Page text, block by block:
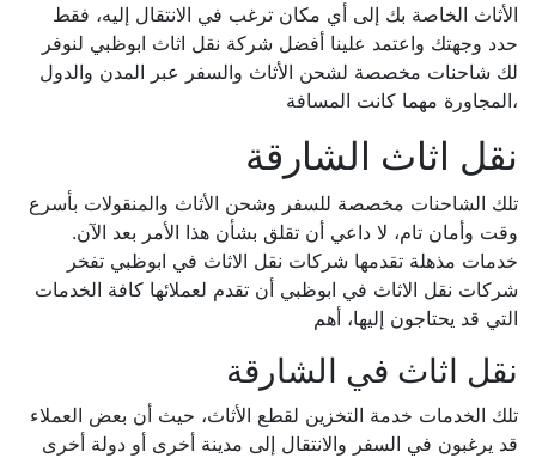
الأثاث الخاصة بك إلى أي مكان ترغب في الانتقال إليه، فقط
حدد وجهتك واعتمد علينا أفضل شركة نقل اثاث ابوظبي لنوفر
لك شاحنات مخصصة لشحن الأثاث والسفر عبر المدن والدول
المجاورة مهما كانت المسافة،
نقل اثاث الشارقة
تلك الشاحنات مخصصة للسفر وشحن الأثاث والمنقولات بأسرع
وقت وأمان تام، لا داعي أن تقلق بشأن هذا الأمر بعد الآن.
خدمات مذهلة تقدمها شركات نقل الاثاث في ابوظبي تفخر
شركات نقل الاثاث في ابوظبي أن تقدم لعملائها كافة الخدمات
التي قد يحتاجون إليها، أهم
نقل اثاث في الشارقة
تلك الخدمات خدمة التخزين لقطع الأثاث، حيث أن بعض العملاء
قد يرغبون في السفر والانتقال إلى مدينة أخرى أو دولة أخرى